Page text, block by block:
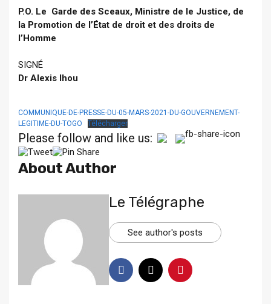
P.O. Le Garde des Sceaux, Ministre de le Justice, de
la Promotion de l’État de droit et des droits de
l’Homme
SIGNÉ
Dr Alexis Ihou
COMMUNIQUE-DE-PRESSE-DU-05-MARS-2021-DU-GOUVERNEMENT-
LEGITIME-DU-TOGO
Télécharger
Please follow and like us:
About Author
Le Télégraphe
See author's posts